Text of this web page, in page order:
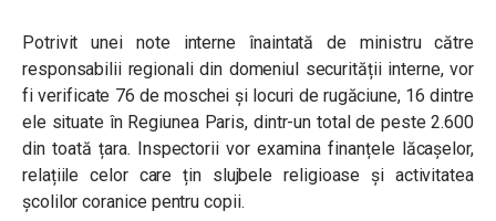
Potrivit unei note interne înaintată de ministru către
responsabilii regionali din domeniul securității interne, vor
fi verificate 76 de moschei și locuri de rugăciune, 16 dintre
ele situate în Regiunea Paris, dintr-un total de peste 2.600
din toată țara. Inspectorii vor examina finanțele lăcașelor,
relațiile celor care țin slujbele religioase și activitatea
școlilor coranice pentru copii.